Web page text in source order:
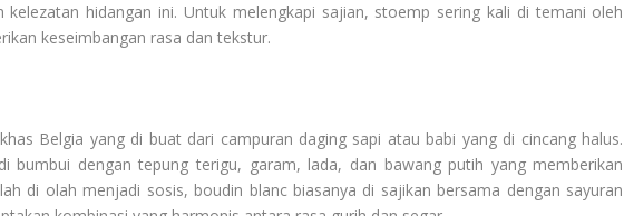
kelezatan hidangan ini. Untuk melengkapi sajian, stoemp sering kali di temani oleh
keseimbangan rasa dan tekstur.
Belgia yang di buat dari campuran daging sapi atau babi yang di cincang halus.
bumbui dengan tepung terigu, garam, lada, dan bawang putih yang memberikan
di olah menjadi sosis, boudin blanc biasanya di sajikan bersama dengan sayuran